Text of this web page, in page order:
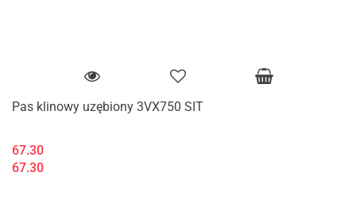
Pas klinowy uzębiony 3VX750 SIT
67.30
67.30